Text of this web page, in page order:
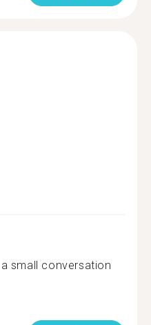
small conversation